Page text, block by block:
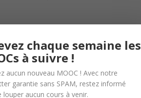
chaque semaine les
à suivre !
aucun nouveau MOOC ! Avec notre
garantie sans SPAM, restez informé
louper aucun cours à venir.